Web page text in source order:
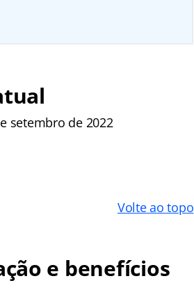
setembro de 2022
Volte ao topo
e benefícios